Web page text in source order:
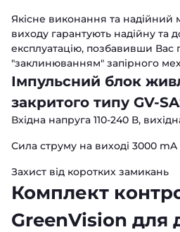
Якісне виконання та надійний
виходу гарантують надійну та
експлуатацію, позбавивши Вас
"заклинюванням" запірного
Імпульсний блок
закритого типу GV-
Вхідна напруга 110-240 В,
Сила струму на виході 3000 mA
Захист від коротких замикань
Комплект
GreenVision для